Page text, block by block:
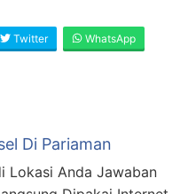
Twitter WhatsApp
Di Pariaman
Lokasi Anda Jawaban